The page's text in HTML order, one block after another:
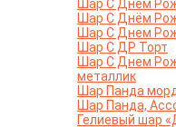
Шар С Днем
Шар С Днём
Шар С Днем
Шар С ДР Торт
Шар С Днем
металлик
Шар Панда
Шар Панда,
Гелиевый шар